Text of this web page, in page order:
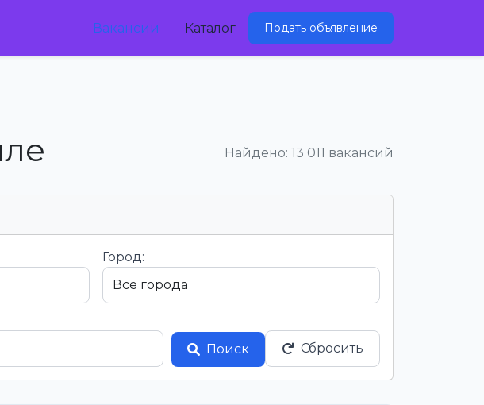
Вакансии Каталог Подать объявление
Найдено: 13 011 вакансий
Город:
Поиск
Сбросить